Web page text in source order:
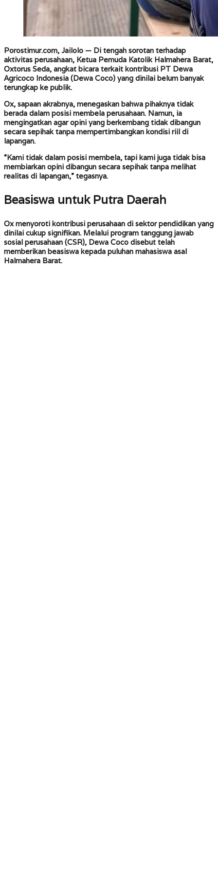
Porostimur.com, Jailolo — Di tengah sorotan terhadap
aktivitas perusahaan, Ketua Pemuda Katolik Halmahera Barat,
Oxtorus Seda, angkat bicara terkait kontribusi PT Dewa
Agricoco Indonesia (Dewa Coco) yang dinilai belum banyak
terungkap ke publik.
Ox, sapaan akrabnya, menegaskan bahwa pihaknya tidak
berada dalam posisi membela perusahaan. Namun, ia
mengingatkan agar opini yang berkembang tidak dibangun
secara sepihak tanpa mempertimbangkan kondisi riil di
lapangan.
“Kami tidak dalam posisi membela, tapi kami juga tidak bisa
membiarkan opini dibangun secara sepihak tanpa melihat
realitas di lapangan,” tegasnya.
Beasiswa untuk Putra Daerah
Ox menyoroti kontribusi perusahaan di sektor pendidikan yang
dinilai cukup signifikan. Melalui program tanggung jawab
sosial perusahaan (CSR), Dewa Coco disebut telah
memberikan beasiswa kepada puluhan mahasiswa asal
Halmahera Barat.